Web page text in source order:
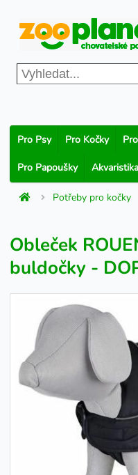
Pro Psy Pro Kočky
Pro Papoušky Akvaristika
Potřeby pro kočky
Obleček
buldočky -